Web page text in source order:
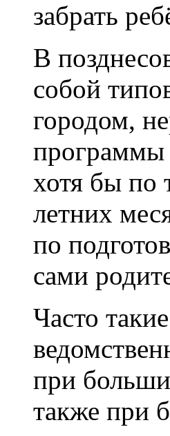
забрать
В
собой
городом,
программы
хотя бы по
летних
по
сами
Часто
при
также при